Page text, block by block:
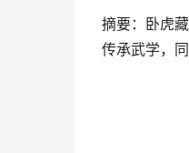
摘要：卧虎
传承武学，